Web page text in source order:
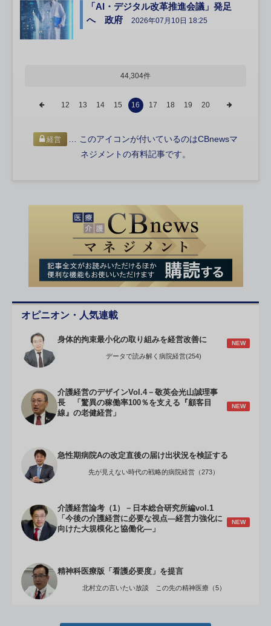
「AI・デジタル改革推進会議」発足
へ 政府
2026年07月10日 18:25
44,304件
12 13 14 15 16 17 18 19 20
経営
… このアイコンが付いているのはCBnewsマ
ネジメントの有料記事です。
オピニオン・人気連載
身体的拘束最小化の取り組みを経営改善に NEW
データで読み解く病院経営(254)
介護経営のデザインVol.4－敬英会光山誠理事
長 「驚異の稼働率100％を支える『顧客目
線』の老健経営」
NEW
急性期病院Aの改定直後の届け出状況を検証する
先が見えない時代の戦略的病院経営（273）
介護経営論考（1）－日本総合研究所編vol.1
「今後の介護経営に必要な視点―経営力強化に
向けた大規模化と協働化―」
NEW
精神科医療版「看護必要度」を提言
北村立の言いたい放談 この先の精神医療（5）